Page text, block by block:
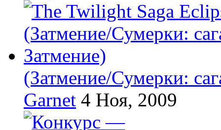
(Затмение/Сумерки:
Garnet 4 Ноя, 2009